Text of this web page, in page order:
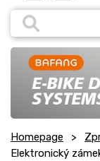
Homepage
Elektronický